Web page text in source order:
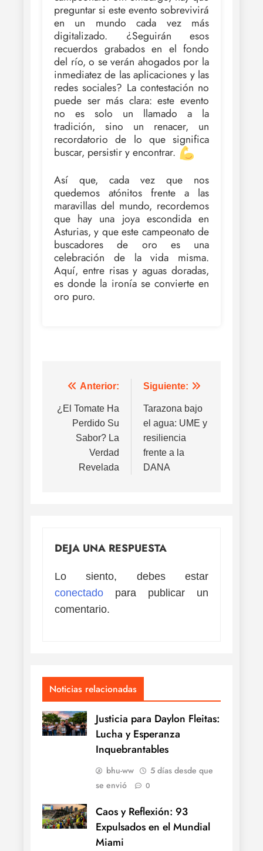
preguntar si este evento sobrevivirá
en un mundo cada vez más
digitalizado. ¿Seguirán esos
recuerdos grabados en el fondo
del río, o se verán ahogados por la
inmediatez de las aplicaciones y las
redes sociales? La contestación no
puede ser más clara: este evento
no es solo un llamado a la
tradición, sino un renacer, un
recordatorio de lo que significa
buscar, persistir y encontrar.
Así que, cada vez que nos
quedemos atónitos frente a las
maravillas del mundo, recordemos
que hay una joya escondida en
Asturias, y que este campeonato de
buscadores de oro es una
celebración de la vida misma.
Aquí, entre risas y aguas doradas,
es donde la ironía se convierte en
oro puro.
Navegación
de
entradas
Anterior:
¿El Tomate Ha
Perdido Su
Sabor? La
Verdad
Revelada
Siguiente:
Tarazona bajo
el agua: UME y
resiliencia
frente a la
DANA
DEJA UNA RESPUESTA
Lo siento, debes estar
conectado para publicar un
comentario.
Noticias relacionadas
Justicia para Daylon Fleitas:
Lucha y Esperanza
Inquebrantables
bhu-ww
5 días desde que
se envió
0
Caos y Reflexión: 93
Expulsados en el Mundial
Miami